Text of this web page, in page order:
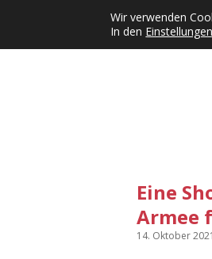
Kategorien
Eine
Armee
14. Oktober 2021
Wir verwenden
In den Einstellungen